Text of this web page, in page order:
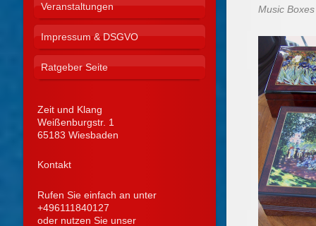
Music Boxes
Veranstaltungen
Impressum & DSGVO
Ratgeber Seite
Zeit und Klang
Weißenburgstr. 1
65183 Wiesbaden
Kontakt
Rufen Sie einfach an unter
+496111840127
oder nutzen Sie unser